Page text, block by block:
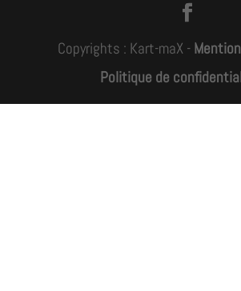
Copyrights : Kart-maX -
Politique de